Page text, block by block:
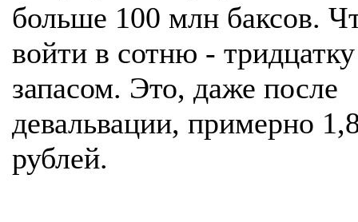
больше 100 млн баксов.
войти в сотню -
запасом. Это, даже после
девальвации, примерно
рублей.